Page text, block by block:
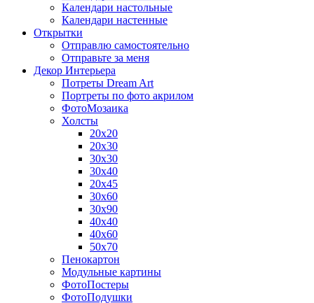
Календари настольные
Календари настенные
Открытки
Отправлю самостоятельно
Отправьте за меня
Декор Интерьера
Потреты Dream Art
Портреты по фото акрилом
ФотоМозаика
Холсты
20х20
20х30
30х30
30х40
20х45
30х60
30х90
40х40
40х60
50х70
Пенокартон
Модульные картины
ФотоПостеры
ФотоПодушки